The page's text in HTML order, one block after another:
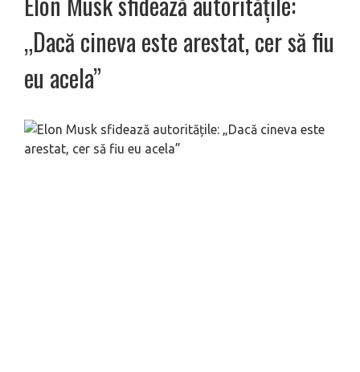
„Dacă cineva este arestat, cer să fiu
eu acela”